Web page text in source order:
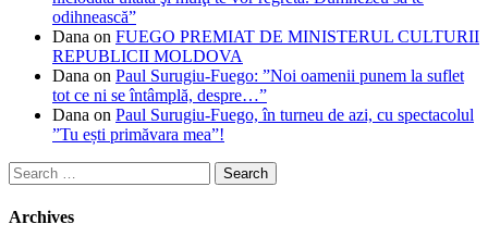
odihnească”
Dana on FUEGO PREMIAT DE MINISTERUL CULTURII
REPUBLICII MOLDOVA
Dana on Paul Surugiu-Fuego: ”Noi oamenii punem la suflet
tot ce ni se întâmplă, despre…”
Dana on Paul Surugiu-Fuego, în turneu de azi, cu spectacolul
”Tu ești primăvara mea”!
Search
for:
Archives